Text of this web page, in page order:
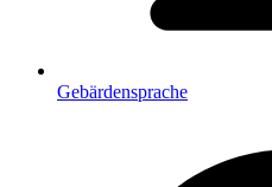
Gebärdensprache